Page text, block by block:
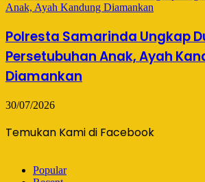
Polresta Samarinda Ungkap
Persetubuhan Anak, Ayah
Diamankan
30/07/2026
Temukan Kami di Facebook
Popular